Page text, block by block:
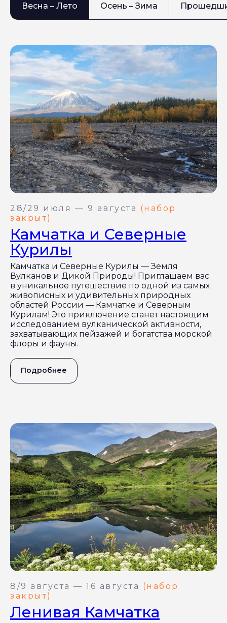
Весна – Лето Осень – Зима
28/29 июля — 9 августа (набор
закрыт)
Камчатка и Северные
Курилы
Камчатка и Северные Курилы — Земля
Вулканов и Дикой Природы! Приглашаем вас
в уникальное путешествие по одной из самых
живописных и удивительных природных
областей России — Камчатке и Северным
Курилам! Это приключение станет настоящим
исследованием вулканической активности,
захватывающих пейзажей и богатства морской
флоры и фауны.
Подробнее
8/9 августа — 16 августа (набор
закрыт)
Ленивая Камчатка